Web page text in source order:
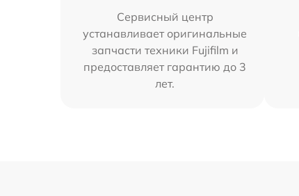
Сервисный центр
устанавливает оригинальные
запчасти техники Fujifilm и
предоставляет гарантию до 3
лет.